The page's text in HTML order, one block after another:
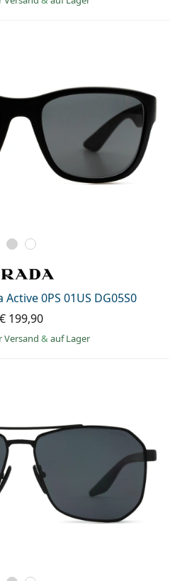
0PS 01US DG05S0
€ 199,90
Versand & auf Lager